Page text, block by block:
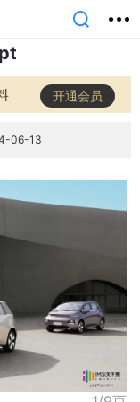
会员
教师资格
技能
生活
短视频
开通会员
06-13